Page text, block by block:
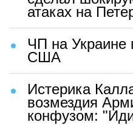
атаках на
ЧП на Украине
США
Истерика
возмездия
конфузом: